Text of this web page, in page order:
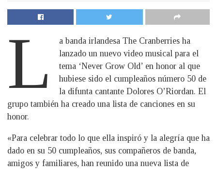
L
a banda irlandesa The Cranberries ha
lanzado un nuevo video musical para el
tema ‘Never Grow Old’ en honor al que
hubiese sido el cumpleaños número 50 de
la difunta cantante Dolores O’Riordan. El
grupo también ha creado una lista de canciones en su
honor.
«Para celebrar todo lo que ella inspiró y la alegría que ha
dado en su 50 cumpleaños, sus compañeros de banda,
amigos y familiares, han reunido una nueva lista de